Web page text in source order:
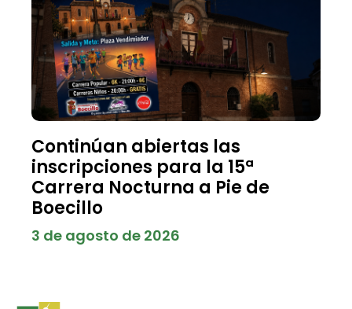
Continúan abiertas las
inscripciones para la 15ª
Carrera Nocturna a Pie de
Boecillo
3 de agosto de 2026